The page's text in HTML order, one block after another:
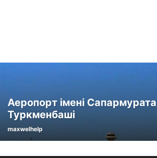
Аеропорт імені Сапармурата
Туркменбаші
maxwelhelp